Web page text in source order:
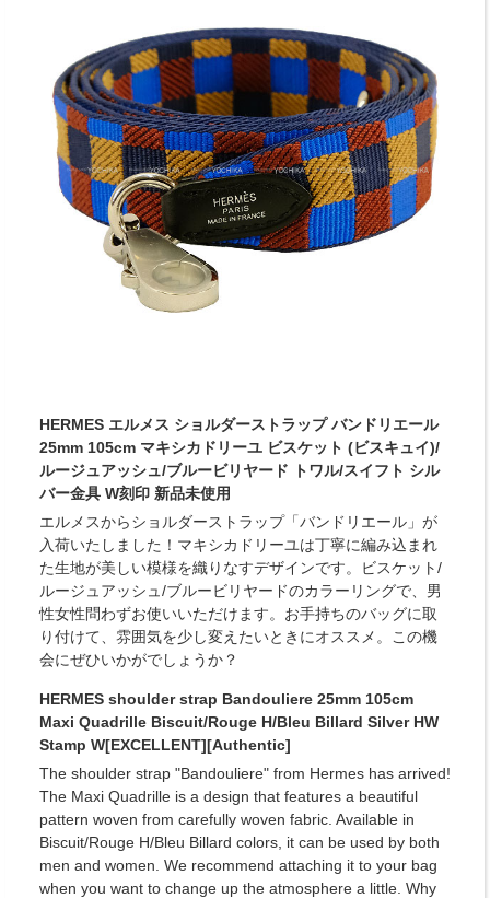
HERMES エルメス ショルダーストラップ バンドリエール
25mm 105cm マキシカドリーユ ビスケット (ビスキュイ)/
ルージュアッシュ/ブルービリヤード トワル/スイフト シル
バー金具 W刻印 新品未使用
エルメスからショルダーストラップ「バンドリエール」が
入荷いたしました！マキシカドリーユは丁寧に編み込まれ
た生地が美しい模様を織りなすデザインです。ビスケット/
ルージュアッシュ/ブルービリヤードのカラーリングで、男
性女性問わずお使いいただけます。お手持ちのバッグに取
り付けて、雰囲気を少し変えたいときにオススメ。この機
会にぜひいかがでしょうか？
HERMES shoulder strap Bandouliere 25mm 105cm
Maxi Quadrille Biscuit/Rouge H/Bleu Billard Silver HW
Stamp W[EXCELLENT][Authentic]
The shoulder strap "Bandouliere" from Hermes has arrived!
The Maxi Quadrille is a design that features a beautiful
pattern woven from carefully woven fabric. Available in
Biscuit/Rouge H/Bleu Billard colors, it can be used by both
men and women. We recommend attaching it to your bag
when you want to change up the atmosphere a little. Why